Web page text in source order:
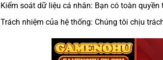
Kiểm soát dữ liệu cá nhân: Bạn có toàn
Trách nhiệm của hệ thống: Chúng tôi chịu